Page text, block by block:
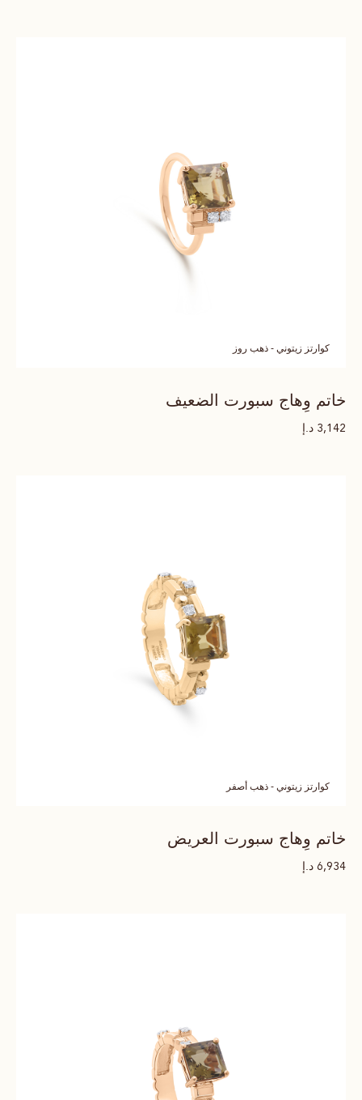
كوارتز زيتوني - ذهب روز
خاتم وِهاج سبورت الضعيف
3,142 د.إ
كوارتز زيتوني - ذهب أصفر
خاتم وِهاج سبورت العريض
6,934 د.إ